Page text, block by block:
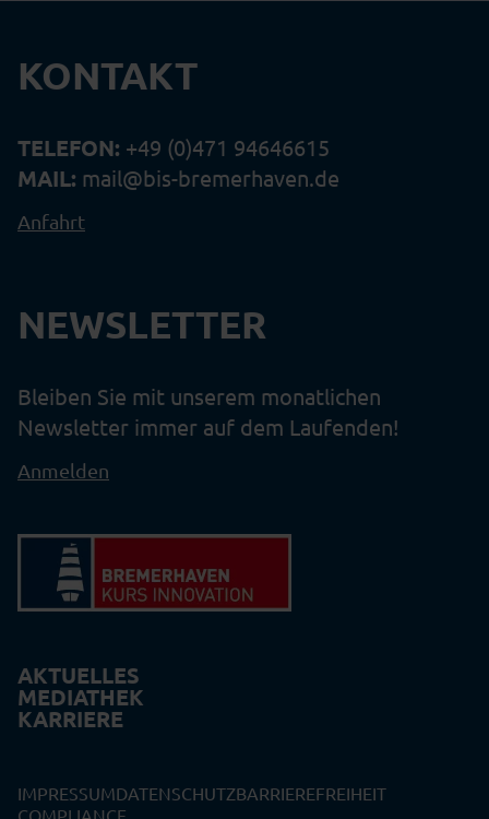
KONTAKT
TELEFON: +49 (0)471 94646615
MAIL: mail@bis-bremerhaven.de
Anfahrt
NEWSLETTER
Bleiben Sie mit unserem monatlichen
Newsletter immer auf dem Laufenden!
Anmelden
AKTUELLES
MEDIATHEK
KARRIERE
IMPRESSUMDATENSCHUTZBARRIEREFREIHEIT